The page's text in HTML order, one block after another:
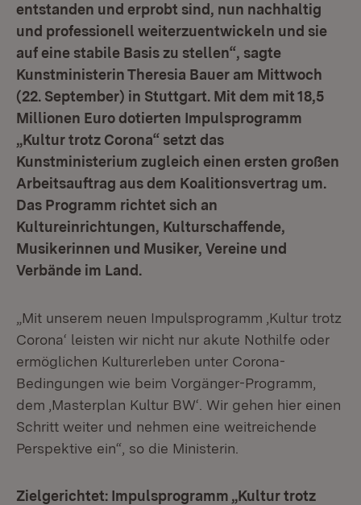
entstanden und erprobt sind, nun nachhaltig
und profes­sionell weiterzuentwickeln und sie
auf eine stabile Basis zu stellen“, sagte
Kunstministerin Theresia Bauer am Mittwoch
(22. September) in Stuttgart. Mit dem mit 18,5
Millionen Euro dotierten Impulsprogramm
„Kultur trotz Corona“ setzt das
Kunstministerium zugleich einen ersten großen
Arbeitsauftrag aus dem Koalitionsvertrag um.
Das Programm richtet sich an
Kultureinrichtungen, Kulturschaffende,
Musikerinnen und Musiker, Vereine und
Verbände im Land.
„Mit unserem neuen Impulsprogramm ‚Kultur trotz
Corona‘ leisten wir nicht nur akute Nothilfe oder
ermöglichen Kulturerleben unter Corona-
Bedingungen wie beim Vorgänger-Programm,
dem ‚Masterplan Kultur BW‘. Wir gehen hier einen
Schritt weiter und nehmen eine weitreichende
Perspektive ein“, so die Ministerin.
Zielgerichtet: Impulsprogramm „Kultur trotz